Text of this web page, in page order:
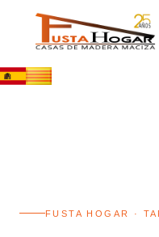
FUSTA HOGAR ·